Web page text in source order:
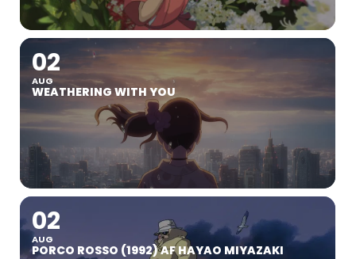
02
AUG
WEATHERING WITH YOU
02
AUG
PORCO ROSSO (1992) AF HAYAO MIYAZAKI